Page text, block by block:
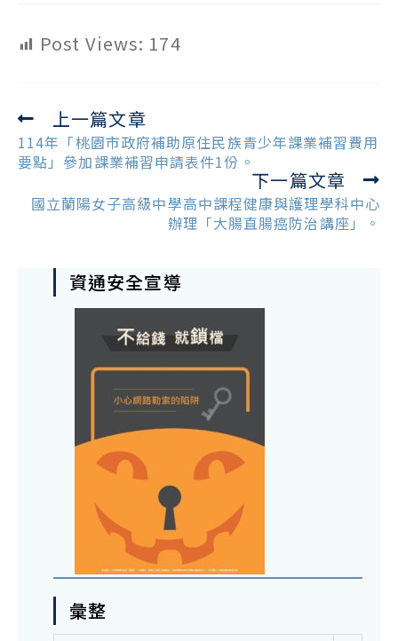
Post Views: 174
Read
more
articles
上一篇文章
114年「桃園市政府補助原住民族青少年課業補習費用
要點」參加課業補習申請表件1份。
下一篇文章
國立蘭陽女子高級中學高中課程健康與護理學科中心
辦理「大腸直腸癌防治講座」。
資通安全宣導
彙整